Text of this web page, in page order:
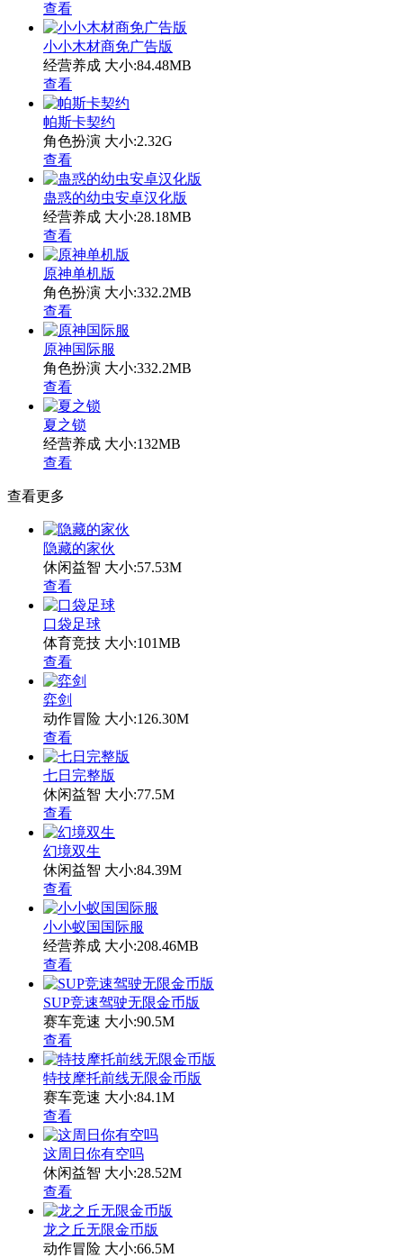
查看
小小木材商免广告版
经营养成 大小:84.48MB
查看
帕斯卡契约
角色扮演 大小:2.32G
查看
蛊惑的幼虫安卓汉化版
经营养成 大小:28.18MB
查看
原神单机版
角色扮演 大小:332.2MB
查看
原神国际服
角色扮演 大小:332.2MB
查看
夏之锁
经营养成 大小:132MB
查看
查看更多
隐藏的家伙
休闲益智 大小:57.53M
查看
口袋足球
体育竞技 大小:101MB
查看
弈剑
动作冒险 大小:126.30M
查看
七日完整版
休闲益智 大小:77.5M
查看
幻境双生
休闲益智 大小:84.39M
查看
小小蚁国国际服
经营养成 大小:208.46MB
查看
SUP竞速驾驶无限金币版
赛车竞速 大小:90.5M
查看
特技摩托前线无限金币版
赛车竞速 大小:84.1M
查看
这周日你有空吗
休闲益智 大小:28.52M
查看
龙之丘无限金币版
动作冒险 大小:66.5M